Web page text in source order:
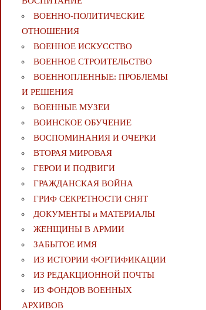
ВОЕННО-ПОЛИТИЧЕСКИE
ОТНОШЕНИЯ
ВОЕННОЕ ИСКУССТВО
ВОЕННОЕ СТРОИТЕЛЬСТВО
ВОЕННОПЛЕННЫЕ: ПРОБЛЕМЫ
И РЕШЕНИЯ
ВОЕННЫЕ МУЗЕИ
ВОИНСКОЕ ОБУЧЕНИЕ
ВОСПОМИНАНИЯ И ОЧЕРКИ
ВТОРАЯ МИРОВАЯ
ГЕРОИ И ПОДВИГИ
ГРАЖДАНСКАЯ ВОЙНА
ГРИФ СЕКРЕТНОСТИ СНЯТ
ДОКУМЕНТЫ и МАТЕРИАЛЫ
ЖЕНЩИНЫ В АРМИИ
ЗАБЫТОЕ ИМЯ
ИЗ ИСТОРИИ ФОРТИФИКАЦИИ
ИЗ РЕДАКЦИОННОЙ ПОЧТЫ
ИЗ ФОНДОВ ВОЕННЫХ
АРХИВОВ